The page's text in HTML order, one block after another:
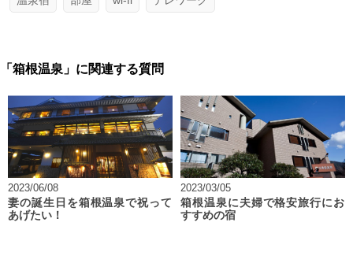
「箱根温泉」に関連する質問
2023/06/08
妻の誕生日を箱根温泉で祝って
あげたい！
2023/03/05
箱根温泉に夫婦で格安旅行にお
すすめの宿